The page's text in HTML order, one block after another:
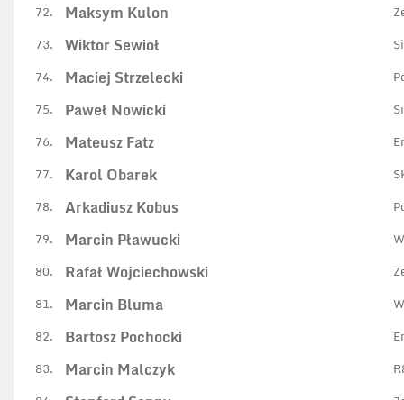
72.
Maksym Kulon
73.
Wiktor Sewioł
74.
Maciej Strzelecki
75.
Paweł Nowicki
76.
Mateusz Fatz
77.
Karol Obarek
78.
Arkadiusz Kobus
79.
Marcin Pławucki
80.
Rafał Wojciechowski
81.
Marcin Bluma
82.
Bartosz Pochocki
83.
Marcin Malczyk